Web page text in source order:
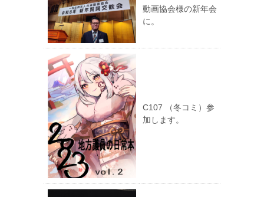
動画協会様の新年会
に。
C107 （冬コミ）参
加します。